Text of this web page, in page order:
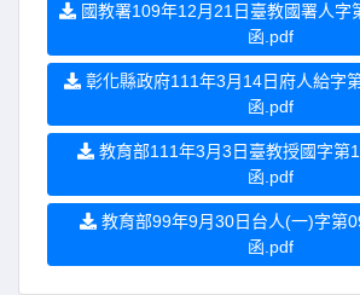
國教署109年12月21日臺教國署人字
函.pdf
彰化縣政府111年3月14日府人給字
函.pdf
教育部111年3月3日臺教授國字第
函.pdf
教育部99年9月30日台人(一)字第
函.pdf